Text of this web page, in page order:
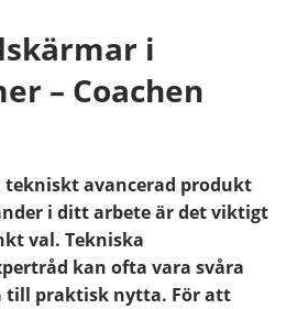
i
– Coachen
tekniskt avancerad produkt
i ditt arbete är det viktigt
val. Tekniska
kan ofta vara svåra
till praktisk nytta. För att